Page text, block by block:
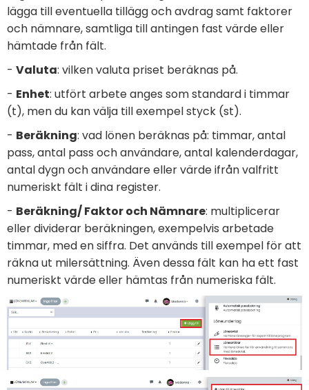
lägga till eventuella tillägg och avdrag samt faktorer
och nämnare, samtliga till antingen fast värde eller
hämtade från fält.
- Valuta: vilken valuta priset beräknas på.
- Enhet: utfört arbete anges som standard i timmar
(t), men du kan välja till exempel styck (st).
- Beräkning: vad lönen beräknas på: timmar, antal
pass, antal pass och användare, antal kalenderdagar,
antal dygn och användare eller värde ifrån valfritt
numeriskt fält i dina register.
- Beräkning/ Faktor och Nämnare: multiplicerar
eller dividerar beräkningen, exempelvis arbetade
timmar, med en siffra. Det används till exempel för att
räkna ut milersättning. Även dessa fält kan ha ett fast
numeriskt värde eller hämtas från numeriska fält.